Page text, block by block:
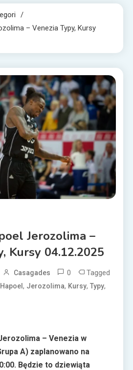
– Venezia Typy, Kursy
Jerozolima –
Kursy 04.12.2025
Casagades 0 Tagged
Hapoel , Jerozolima, Kursy, Typy,
– Venezia w
A) zaplanowano na
Będzie to dziewiąta